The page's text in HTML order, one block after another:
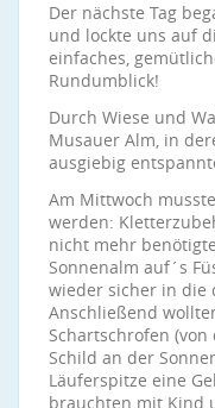
Der nächste Tag
und lockte uns auf
einfaches,
Rundumblick!
Durch Wiese und
Musauer Alm, in
ausgiebig
Am Mittwoch
werden:
nicht mehr
Sonnenalm auf´s
wieder sicher in die
Anschließend
Schartschrofen
Schild an der
Läuferspitze eine
brauchten mit Kind